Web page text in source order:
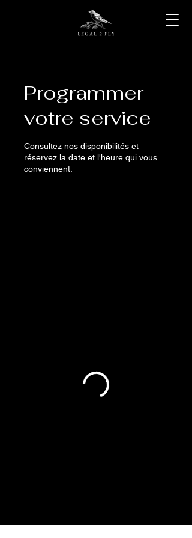
Programmer
votre service
Consultez nos disponibilités et
réservez la date et l'heure qui vous
conviennent.